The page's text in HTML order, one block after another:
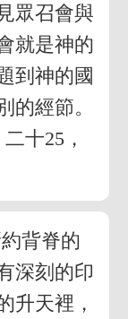
眾召會與
就是神的
到神的國
的經節。
十25，
背脊的
深刻的印
升天裡，